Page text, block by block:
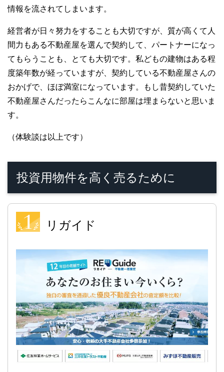
情報を流されてしまいます。
経営者が日々努力をすることも大切ですが、質が高くて人
間力もある不動産屋を選んで契約して、パートナーになっ
てもらうことも、とても大切です。私どもの建物はある程
度築年数が経っていますが、契約している不動産屋さんの
おかげで、ほぼ満室になっています。もし昔契約していた
不動産屋さんだったらこんなに部屋は埋まらないと思いま
す。
（体験談は以上です）
投資用物件を高く売るために
リガイド